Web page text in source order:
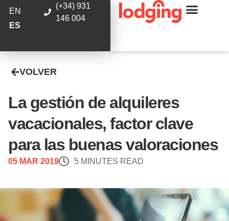
EN
ES
(+34) 931
146 004
VOLVER
La gestión de alquileres
vacacionales, factor clave
para las buenas valoraciones
05 MAR 2019 5 MINUTES READ